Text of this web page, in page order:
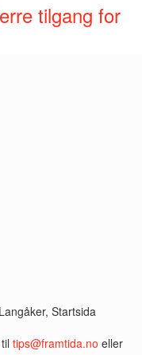
tilgang for
Startsida
tips@framtida.no eller